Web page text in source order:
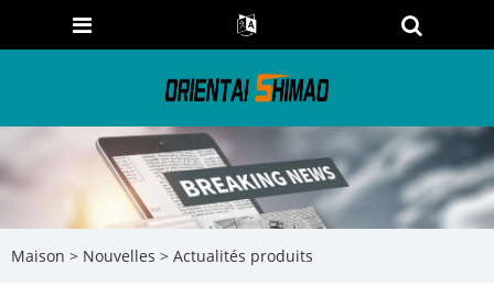
Maison > Nouvelles > Actualités produits